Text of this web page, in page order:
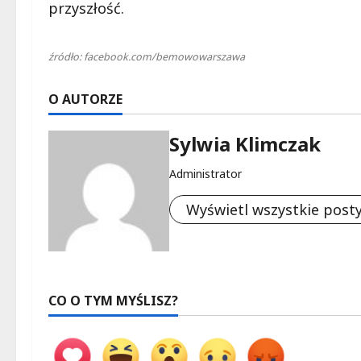
przyszłość.
źródło: facebook.com/bemowowarszawa
O AUTORZE
Sylwia Klimczak
Administrator
Wyświetl wszystkie
CO O TYM MYŚLISZ?